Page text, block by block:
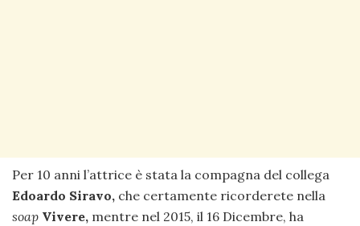
Per 10 anni l’attrice è stata la compagna del collega
Edoardo Siravo, che certamente ricorderete nella
soap Vivere, mentre nel 2015, il 16 Dicembre, ha